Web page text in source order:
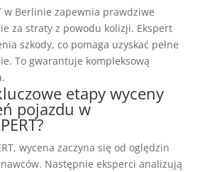
w Berlinie zapewnia prawdziwe
za straty z powodu kolizji. Ekspert
szkody, co pomaga uzyskać pełne
To gwarantuje kompleksową
etapy wyceny
pojazdu w
wycena zaczyna się od oględzin
Następnie eksperci analizują